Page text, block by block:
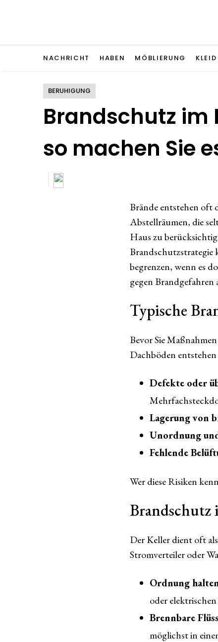
NACHRICHT HABEN MÖBLIERUNG KLEID
Brandschutz im
so machen Sie
BERUHIGUNG
Brände entstehen oft
Abstellräumen, die
Haus zu
Brandschutzstrategie
begrenzen, wenn es
gegen Brandgefahren
Typische
Bevor Sie
Dachböden
Defekte oder
Lagerung von
Unordnung
Fehlende
Wer diese Risiken
Brandschutz
Der Keller dient oft
Stromverteiler oder
Ordnung
oder
Brennbare
möglichst in